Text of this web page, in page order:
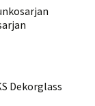
Dekorglass